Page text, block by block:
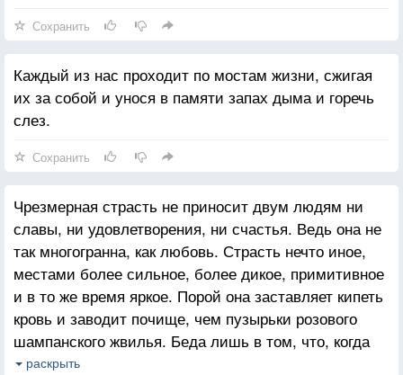
Сохранить
Каждый из нас проходит по мостам жизни, сжигая
их за собой и унося в памяти запах дыма и горечь
слез.
Сохранить
Чрезмерная страсть не приносит двум людям ни
славы, ни удовлетворения, ни счастья. Ведь она не
так многогранна, как любовь. Страсть нечто иное,
местами более сильное, более дикое, примитивное
и в то же время яркое. Порой она заставляет кипеть
кровь и заводит почище, чем пузырьки розового
шампанского жвилья. Беда лишь в том, что, когда
это чувство у кого-то из двоих проходит, на коже
раскрыть